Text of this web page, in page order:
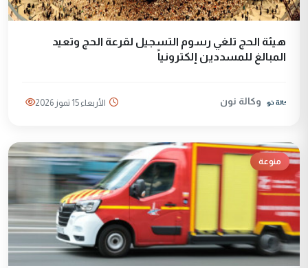
هيئة الحج تلغي رسوم التسجيل لقرعة الحج وتعيد
المبالغ للمسددين إلكترونياً
وكالة نون الأربعاء 15 تموز 2026
منوعة